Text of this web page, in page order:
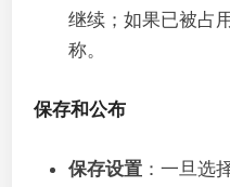
继续；如果已被占
称。
保存和公布
保存设置 ：一旦选